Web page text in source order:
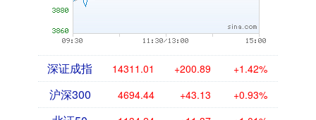
深证成指 14311.01 +200.89 +1.42%
沪深300 4694.44 +43.13 +0.93%